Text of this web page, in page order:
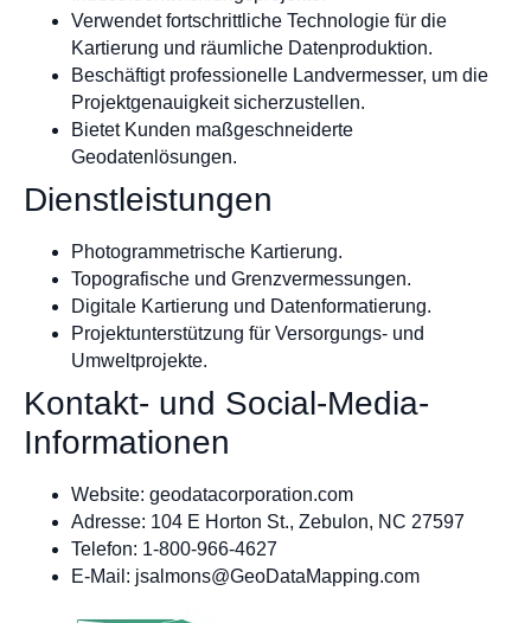
Verwendet fortschrittliche Technologie für die
Kartierung und räumliche Datenproduktion.
Beschäftigt professionelle Landvermesser, um die
Projektgenauigkeit sicherzustellen.
Bietet Kunden maßgeschneiderte
Geodatenlösungen.
Dienstleistungen
Photogrammetrische Kartierung.
Topografische und Grenzvermessungen.
Digitale Kartierung und Datenformatierung.
Projektunterstützung für Versorgungs- und
Umweltprojekte.
Kontakt- und Social-Media-
Informationen
Website: geodatacorporation.com
Adresse: 104 E Horton St., Zebulon, NC 27597
Telefon: 1-800-966-4627
E-Mail: jsalmons@GeoDataMapping.com